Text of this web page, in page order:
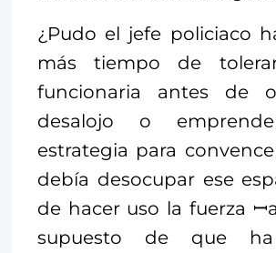
¿Pudo el jefe policiaco
más tiempo de
funcionaria antes de
desalojo o
estrategia para
debía desocupar ese
de hacer uso la fuerza
supuesto de que ha